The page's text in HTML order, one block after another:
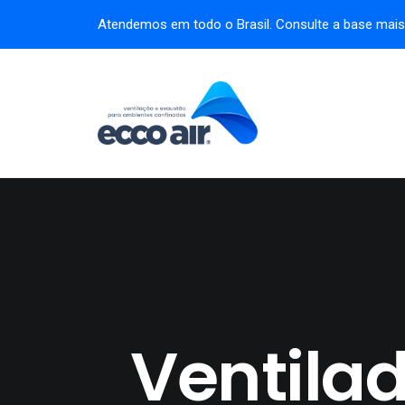
Atendemos em todo o Brasil. Consulte a base